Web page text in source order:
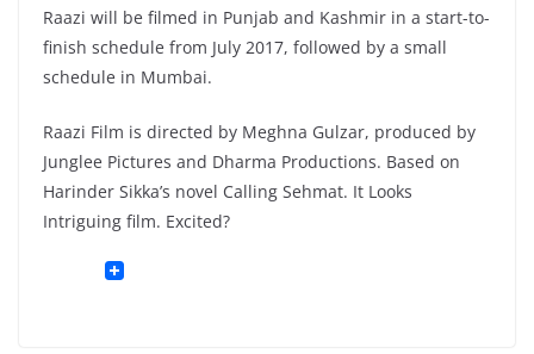
Raazi will be filmed in Punjab and Kashmir in a start-to-
finish schedule from July 2017, followed by a small
schedule in Mumbai.
Raazi Film is directed by Meghna Gulzar, produced by
Junglee Pictures and Dharma Productions. Based on
Harinder Sikka’s novel Calling Sehmat. It Looks
Intriguing film. Excited?